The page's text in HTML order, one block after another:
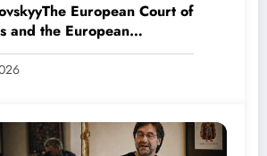
European Court of
and the European
the Prevention of Torture
Degrading Treatment or